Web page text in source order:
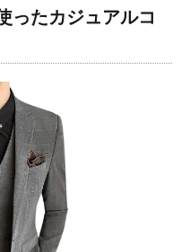
ったカジュアルコ